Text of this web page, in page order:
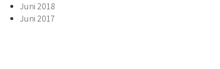
Juni 2018
Juni 2017